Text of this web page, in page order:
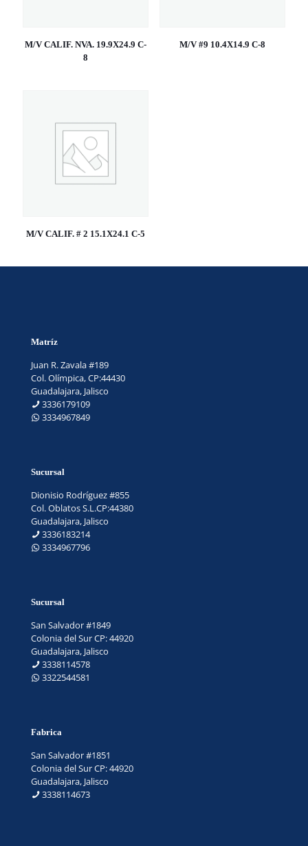
M/V CALIF. NVA. 19.9X24.9 C-
8
M/V #9 10.4X14.9 C-8
M/V CALIF. # 2 15.1X24.1 C-5
Matríz
Juan R. Zavala #189
Col. Olímpica, CP:44430
Guadalajara, Jalisco
3336179109
3334967849
Sucursal
Dionisio Rodríguez #855
Col. Oblatos S.L.CP:44380
Guadalajara, Jalisco
3336183214
3334967796
Sucursal
San Salvador #1849
Colonia del Sur CP: 44920
Guadalajara, Jalisco
3338114578
3322544581
Fabrica
San Salvador #1851
Colonia del Sur CP: 44920
Guadalajara, Jalisco
3338114673